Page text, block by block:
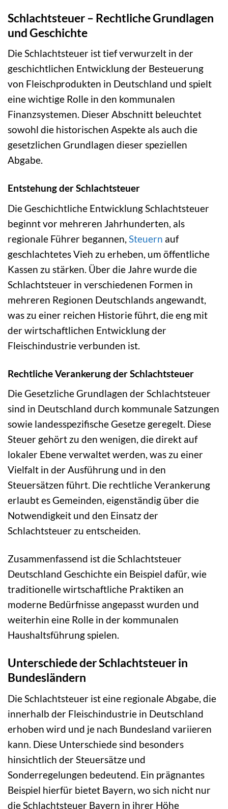
Schlachtsteuer – Rechtliche Grundlagen
und Geschichte
Die Schlachtsteuer ist tief verwurzelt in der
geschichtlichen Entwicklung der Besteuerung
von Fleischprodukten in Deutschland und spielt
eine wichtige Rolle in den kommunalen
Finanzsystemen. Dieser Abschnitt beleuchtet
sowohl die historischen Aspekte als auch die
gesetzlichen Grundlagen dieser speziellen
Abgabe.
Entstehung der Schlachtsteuer
Die Geschichtliche Entwicklung Schlachtsteuer
beginnt vor mehreren Jahrhunderten, als
regionale Führer begannen, Steuern auf
geschlachtetes Vieh zu erheben, um öffentliche
Kassen zu stärken. Über die Jahre wurde die
Schlachtsteuer in verschiedenen Formen in
mehreren Regionen Deutschlands angewandt,
was zu einer reichen Historie führt, die eng mit
der wirtschaftlichen Entwicklung der
Fleischindustrie verbunden ist.
Rechtliche Verankerung der Schlachtsteuer
Die Gesetzliche Grundlagen der Schlachtsteuer
sind in Deutschland durch kommunale Satzungen
sowie landesspezifische Gesetze geregelt. Diese
Steuer gehört zu den wenigen, die direkt auf
lokaler Ebene verwaltet werden, was zu einer
Vielfalt in der Ausführung und in den
Steuersätzen führt. Die rechtliche Verankerung
erlaubt es Gemeinden, eigenständig über die
Notwendigkeit und den Einsatz der
Schlachtsteuer zu entscheiden.
Zusammenfassend ist die Schlachtsteuer
Deutschland Geschichte ein Beispiel dafür, wie
traditionelle wirtschaftliche Praktiken an
moderne Bedürfnisse angepasst wurden und
weiterhin eine Rolle in der kommunalen
Haushaltsführung spielen.
Unterschiede der Schlachtsteuer in
Bundesländern
Die Schlachtsteuer ist eine regionale Abgabe, die
innerhalb der Fleischindustrie in Deutschland
erhoben wird und je nach Bundesland variieren
kann. Diese Unterschiede sind besonders
hinsichtlich der Steuersätze und
Sonderregelungen bedeutend. Ein prägnantes
Beispiel hierfür bietet Bayern, wo sich nicht nur
die Schlachtsteuer Bayern in ihrer Höhe